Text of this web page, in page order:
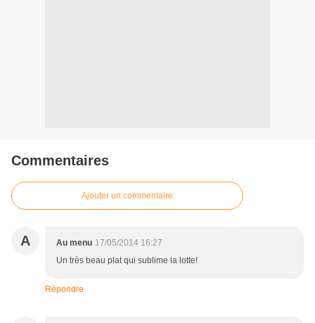
Commentaires
Ajouter un commentaire
A Au menu 17/05/2014 16:27
Un très beau plat qui sublime la lotte!
Répondre